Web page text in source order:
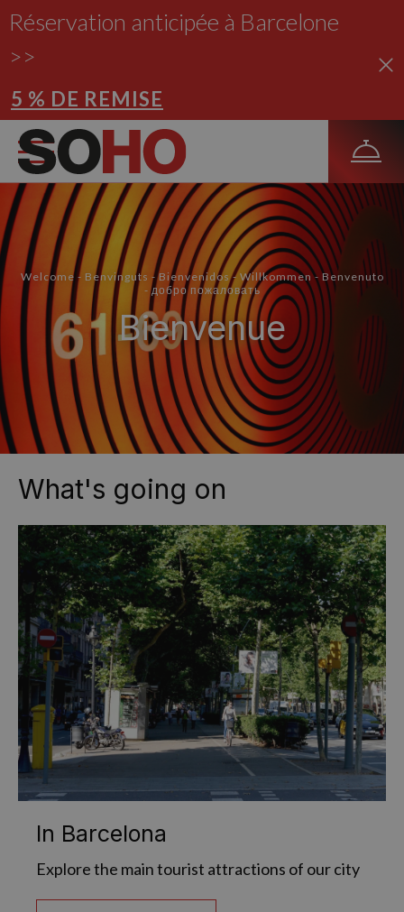
Réservation anticipée à Barcelone
>>
5 % DE REMISE
Welcome - Benvinguts - Bienvenidos - Willkommen - Benvenuto
- добро пожаловать
Bienvenue
What's going on
In Barcelona
Explore the main tourist attractions of our city